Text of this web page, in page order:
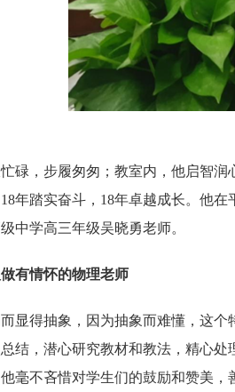
碌，步履匆匆；教室内，他启智
年踏实奋斗，18年卓越成长。他
中学高三年级吴晓勇老师。
有情怀的物理老师
显得抽象，因为抽象而难懂，这
结，潜心研究教材和教法，精心
毫不吝惜对学生们的鼓励和赞美